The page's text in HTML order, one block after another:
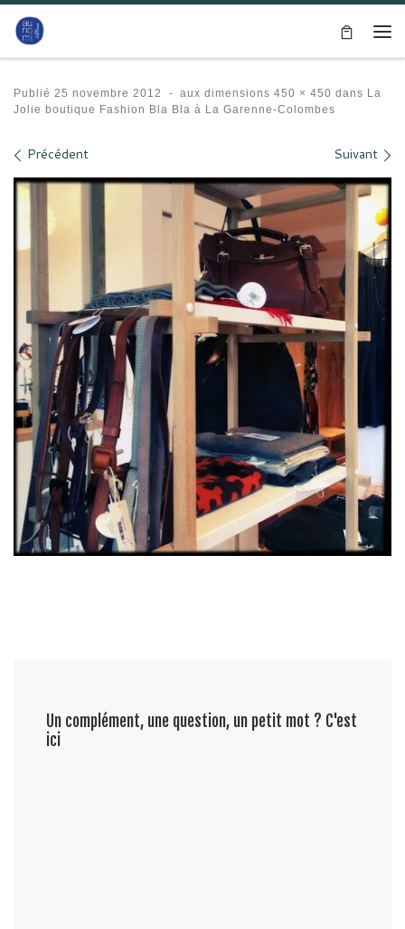
Passer au contenu
Publié 25 novembre 2012 - aux dimensions 450 × 450 dans La
Jolie boutique Fashion Bla Bla à La Garenne-Colombes
Navigation des images
Précédent Suivant
Un complément, une question, un petit mot ? C'est
ici